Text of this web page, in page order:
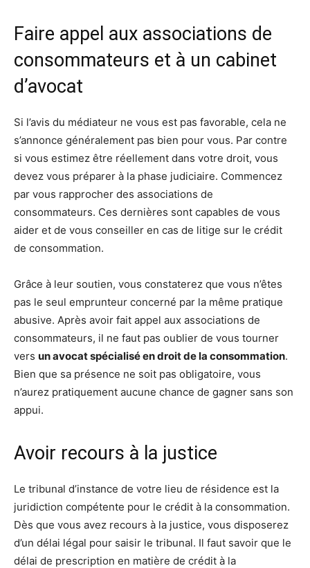
Faire appel aux associations de
consommateurs et à un cabinet
d’avocat
Si l’avis du médiateur ne vous est pas favorable, cela ne
s’annonce généralement pas bien pour vous. Par contre
si vous estimez être réellement dans votre droit, vous
devez vous préparer à la phase judiciaire. Commencez
par vous rapprocher des associations de
consommateurs. Ces dernières sont capables de vous
aider et de vous conseiller en cas de litige sur le crédit
de consommation.
Grâce à leur soutien, vous constaterez que vous n’êtes
pas le seul emprunteur concerné par la même pratique
abusive. Après avoir fait appel aux associations de
consommateurs, il ne faut pas oublier de vous tourner
vers un avocat spécialisé en droit de la consommation.
Bien que sa présence ne soit pas obligatoire, vous
n’aurez pratiquement aucune chance de gagner sans son
appui.
Avoir recours à la justice
Le tribunal d’instance de votre lieu de résidence est la
juridiction compétente pour le crédit à la consommation.
Dès que vous avez recours à la justice, vous disposerez
d’un délai légal pour saisir le tribunal. Il faut savoir que le
délai de prescription en matière de crédit à la